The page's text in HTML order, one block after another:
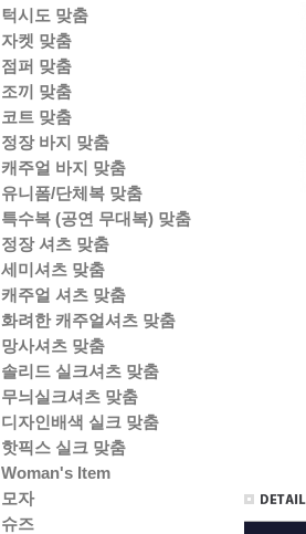
턱시도 맞춤
자켓 맞춤
점퍼 맞춤
조끼 맞춤
코트 맞춤
정장 바지 맞춤
캐주얼 바지 맞춤
유니폼/단체복 맞춤
특수복 (공연 무대복) 맞춤
정장 셔츠 맞춤
세미셔츠 맞춤
캐주얼 셔츠 맞춤
화려한 캐주얼셔츠 맞춤
망사셔츠 맞춤
솔리드 실크셔츠 맞춤
무늬실크셔츠 맞춤
디자인배색 실크 맞춤
핫픽스 실크 맞춤
Woman's Item
모자
슈즈